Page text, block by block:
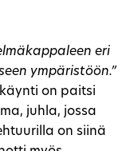
eri
ympäristöön.”
on paitsi
juhla, jossa
on siinä